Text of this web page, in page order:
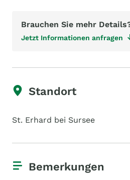
Brauchen Sie mehr
Jetzt Informationen anfragen
Standort
St. Erhard bei Sursee
Bemerkungen